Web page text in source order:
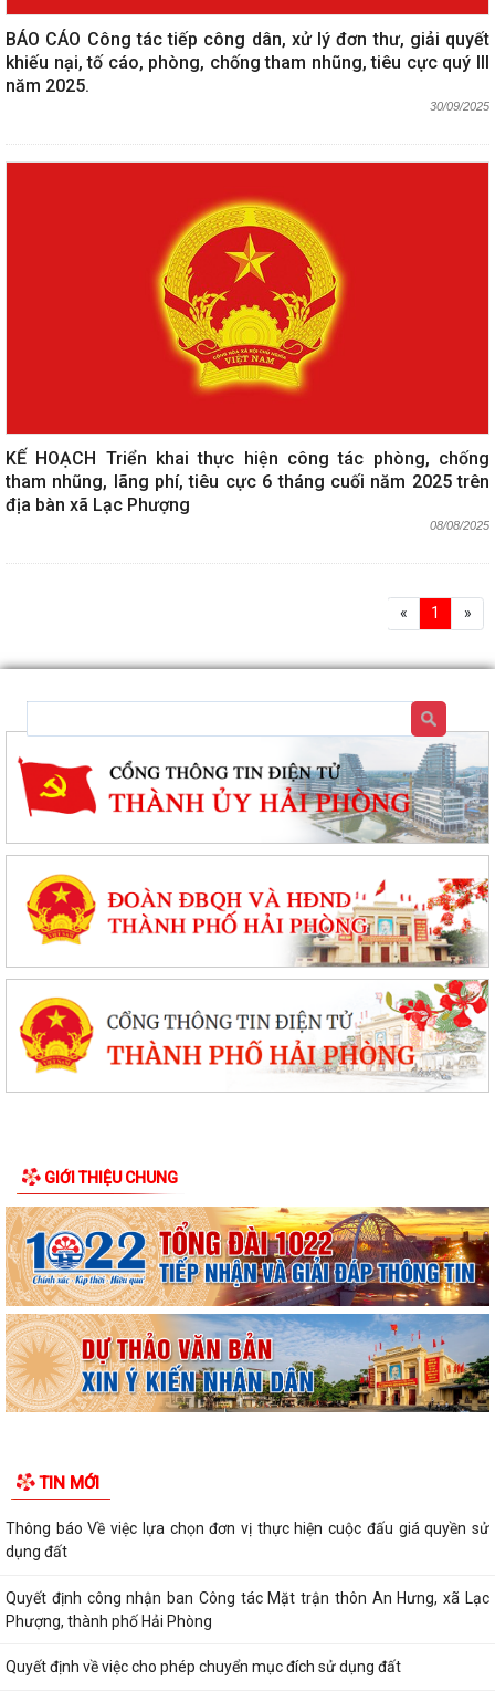
BÁO CÁO Công tác tiếp công dân, xử lý đơn thư, giải quyết
khiếu nại, tố cáo, phòng, chống tham nhũng, tiêu cực quý III
năm 2025.
30/09/2025
KẾ HOẠCH Triển khai thực hiện công tác phòng, chống
tham nhũng, lãng phí, tiêu cực 6 tháng cuối năm 2025 trên
địa bàn xã Lạc Phượng
08/08/2025
« 1 »
GIỚI THIỆU CHUNG
TIN MỚI
Thông báo Về việc lựa chọn đơn vị thực hiện cuộc đấu giá quyền sử
dụng đất
Quyết định công nhận ban Công tác Mặt trận thôn An Hưng, xã Lạc
Phượng, thành phố Hải Phòng
Quyết định về việc cho phép chuyển mục đích sử dụng đất